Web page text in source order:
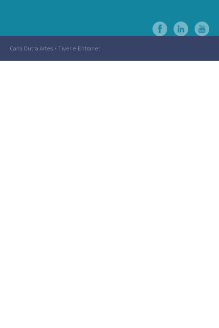
Carla Dutra Artes / Tiver e Entranet